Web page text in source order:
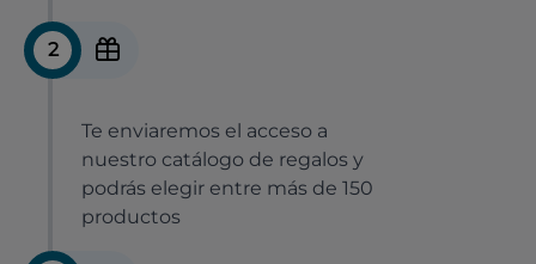
2
Te enviaremos el acceso a
nuestro catálogo de regalos y
podrás elegir entre más de 150
productos